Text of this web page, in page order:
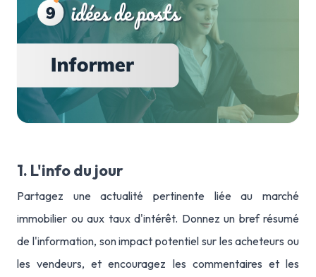
1. L'info du jour
Partagez une actualité pertinente liée au marché
immobilier ou aux taux d'intérêt. Donnez un bref résumé
de l'information, son impact potentiel sur les acheteurs ou
les vendeurs, et encouragez les commentaires et les